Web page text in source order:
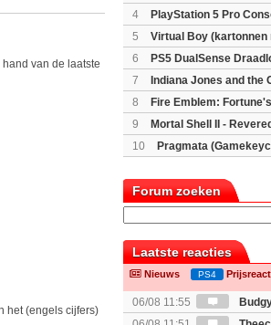
van de laatste
het (engels cijfers)
Edition(PS5)
4 PlayStation 5 Pro
5
Virtual Boy (kartonnen
6
PS5 DualSense
Light Limited Edition)(PS5)
7 Indiana Jones and the
8
Fire Emblem:
(Switch2)
9 Mortal Shell II -
10
Pragmata
Forum zoeken
Laatste reacties
Nieuws PS4
06/08 11:55